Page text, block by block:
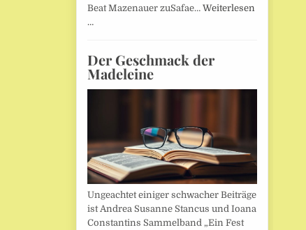
Beat Mazenauer zuSafae… Weiterlesen
…
Der Geschmack der
Madeleine
Ungeachtet einiger schwacher Beiträge
ist Andrea Susanne Stancus und Ioana
Constantins Sammelband „Ein Fest